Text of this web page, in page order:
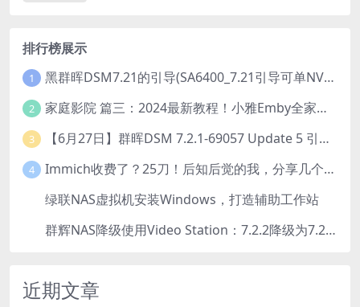
排行榜展示
1 黑群晖DSM7.21的引导(SA6400_7.21引导可单NVME安装系统）
2 家庭影院 篇三：2024最新教程！小雅Emby全家桶又是什么？它和小雅AList又有什么区别？
3 【6月27日】群晖DSM 7.2.1-69057 Update 5 引导【附半洗白序列号】
4 Immich收费了？25刀！后知后觉的我，分享几个方法DIY这款最强家庭照片管理工具
绿联NAS虚拟机安装Windows，打造辅助工作站
群辉NAS降级使用Video Station：7.2.2降级为7.2.1，也可降为其他版本
近期文章